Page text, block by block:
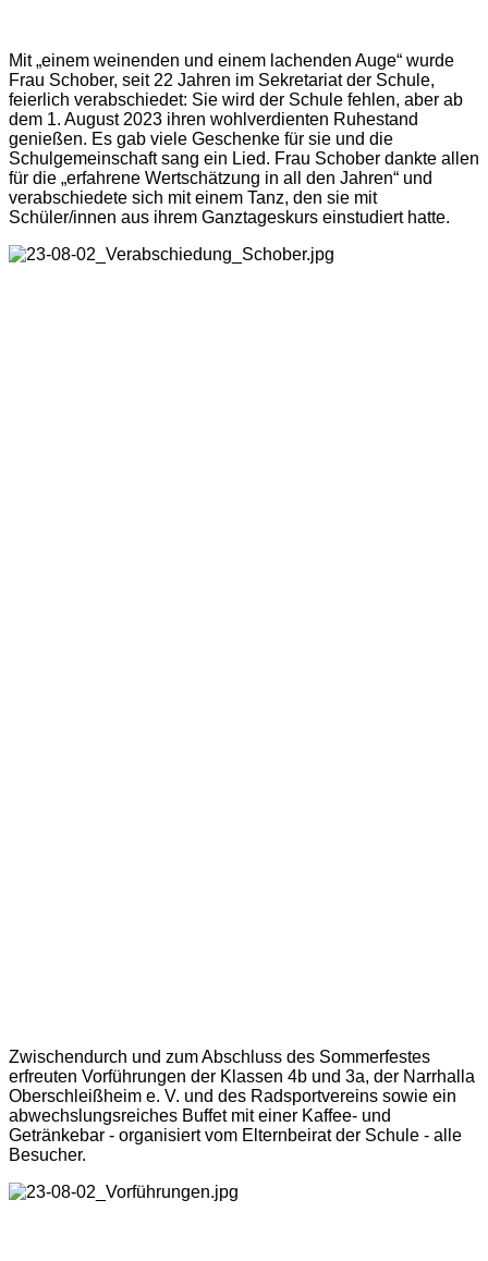
Mit „einem weinenden und einem lachenden Auge“ wurde
Frau Schober, seit 22 Jahren im Sekretariat der Schule,
feierlich verabschiedet: Sie wird der Schule fehlen, aber ab
dem 1. August 2023 ihren wohlverdienten Ruhestand
genießen. Es gab viele Geschenke für sie und die
Schulgemeinschaft sang ein Lied. Frau Schober dankte allen
für die „erfahrene Wertschätzung in all den Jahren“ und
verabschiedete sich mit einem Tanz, den sie mit
Schüler/innen aus ihrem Ganztageskurs einstudiert hatte.
Zwischendurch und zum Abschluss des Sommerfestes
erfreuten Vorführungen der Klassen 4b und 3a, der Narrhalla
Oberschleißheim e. V. und des Radsportvereins sowie ein
abwechslungsreiches Buffet mit einer Kaffee- und
Getränkebar - organisiert vom Elternbeirat der Schule - alle
Besucher.